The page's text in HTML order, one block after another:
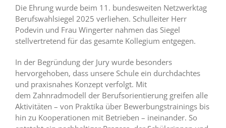
Die Ehrung wurde beim 11. bundesweiten Netzwerktag
Berufswahlsiegel 2025 verliehen. Schulleiter Herr
Podevin und Frau Wingerter nahmen das Siegel
stellvertretend für das gesamte Kollegium entgegen.
In der Begründung der Jury wurde besonders
hervorgehoben, dass unsere Schule ein durchdachtes
und praxisnahes Konzept verfolgt. Mit
dem Zahnradmodell der Berufsorientierung greifen alle
Aktivitäten – von Praktika über Bewerbungstrainings bis
hin zu Kooperationen mit Betrieben – ineinander. So